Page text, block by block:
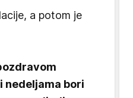
a potom je
nedeljama bori